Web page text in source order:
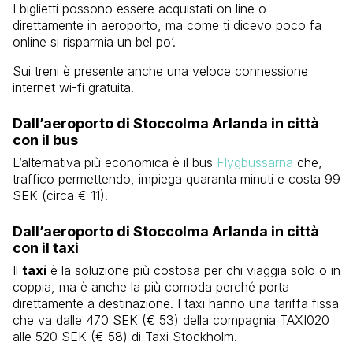
I biglietti possono essere acquistati on line o
direttamente in aeroporto, ma come ti dicevo poco fa
online si risparmia un bel po’.
Sui treni è presente anche una veloce connessione
internet wi-fi gratuita.
Dall’aeroporto di Stoccolma Arlanda in città
con il bus
L’alternativa più economica è il bus Flygbussarna che,
traffico permettendo, impiega quaranta minuti e costa 99
SEK (circa € 11).
Dall’aeroporto di Stoccolma Arlanda in città
con il taxi
Il taxi è la soluzione più costosa per chi viaggia solo o in
coppia, ma è anche la più comoda perché porta
direttamente a destinazione. I taxi hanno una tariffa fissa
che va dalle 470 SEK (€ 53) della compagnia TAXI020
alle 520 SEK (€ 58) di Taxi Stockholm.